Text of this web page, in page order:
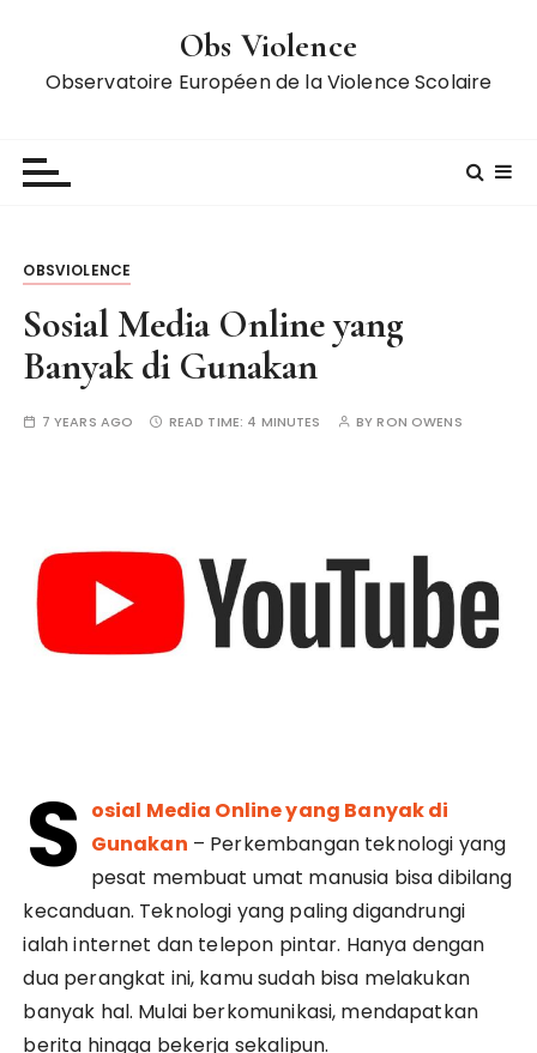
Obs Violence
Observatoire Européen de la Violence Scolaire
OBSVIOLENCE
Sosial Media Online yang
Banyak di Gunakan
7 YEARS AGO READ TIME: 4 MINUTES BYRON OWENS
S osial Media Online yang Banyak di
Gunakan – Perkembangan teknologi yang
pesat membuat umat manusia bisa dibilang
kecanduan. Teknologi yang paling digandrungi
ialah internet dan telepon pintar. Hanya dengan
dua perangkat ini, kamu sudah bisa melakukan
banyak hal. Mulai berkomunikasi, mendapatkan
berita hingga bekerja sekalipun.